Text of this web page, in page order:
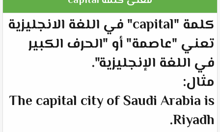
كلمة "capital" في اللغة الانجليزية
تعني "عاصمة" أو "الحرف الكبير
في اللغة الإنجليزية".
مثال:
The capital city of Saudi Arabia is
Riyadh.